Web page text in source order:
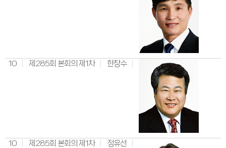
10 제285회 본회의 제1차 한창수
10 제285회 본회의 제1차 정유선